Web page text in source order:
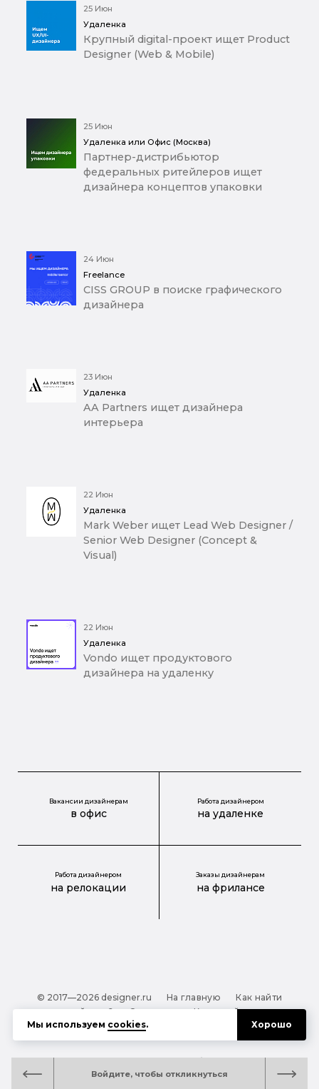
Войдите, чтобы откликнуться
25 Июн
Удаленка
Крупный digital-проект ищет Product
Designer (Web & Mobile)
25 Июн
Удаленка или Офис (Москва)
Партнер-дистрибьютор
федеральных ритейлеров ищет
дизайнера концептов упаковки
24 Июн
Freelance
CISS GROUP в поиске графического
дизайнера
23 Июн
Удаленка
AA Partners ищет дизайнера
интерьера
22 Июн
Удаленка
Mark Weber ищет Lead Web Designer /
Senior Web Designer (Concept &
Visual)
22 Июн
Удаленка
Vondo ищет продуктового
дизайнера на удаленку
Вакансии дизайнерам
в офис
Работа дизайнером
на удаленке
Работа дизайнером
на релокации
Заказы дизайнерам
на фрилансе
© 2017—2026 designer.ru На главную
Как найти
дизайнера?
О проекте
Карта сайта
Обработка персональных данных
Файлы cookie
руководство для тех, кто заказывает дизайн
Мы используем cookies. Хорошо